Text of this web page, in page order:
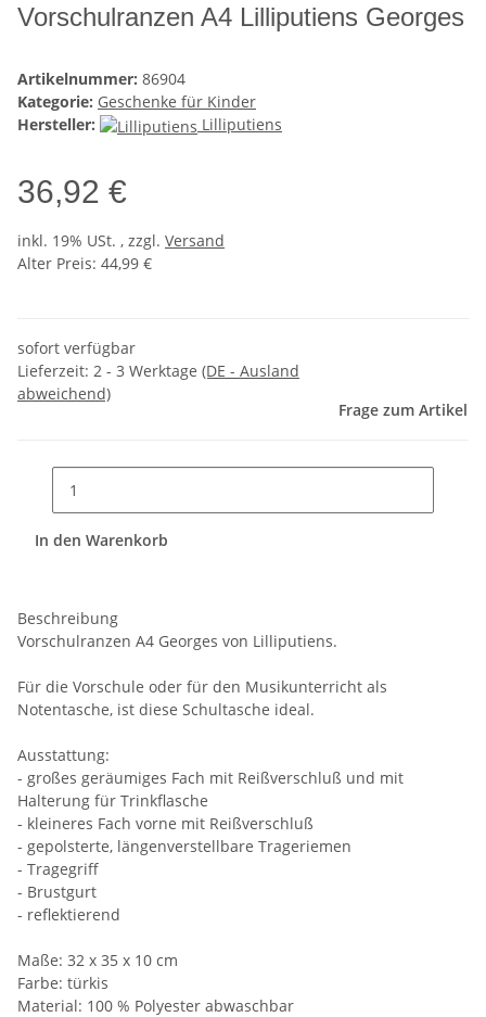
Vorschulranzen A4 Lilliputiens Georges
Artikelnummer: 86904
Kategorie: Geschenke für Kinder
Hersteller:
Lilliputiens
36,92 €
inkl. 19% USt. , zzgl. Versand
Alter Preis: 44,99 €
sofort verfügbar
Lieferzeit: 2 - 3 Werktage (DE - Ausland
abweichend)
Frage zum Artikel
In den Warenkorb
Beschreibung
Vorschulranzen A4 Georges von Lilliputiens.
Für die Vorschule oder für den Musikunterricht als
Notentasche, ist diese Schultasche ideal.
Ausstattung:
- großes geräumiges Fach mit Reißverschluß und mit
Halterung für Trinkflasche
- kleineres Fach vorne mit Reißverschluß
- gepolsterte, längenverstellbare Trageriemen
- Tragegriff
- Brustgurt
- reflektierend
Maße: 32 x 35 x 10 cm
Farbe: türkis
Material: 100 % Polyester abwaschbar